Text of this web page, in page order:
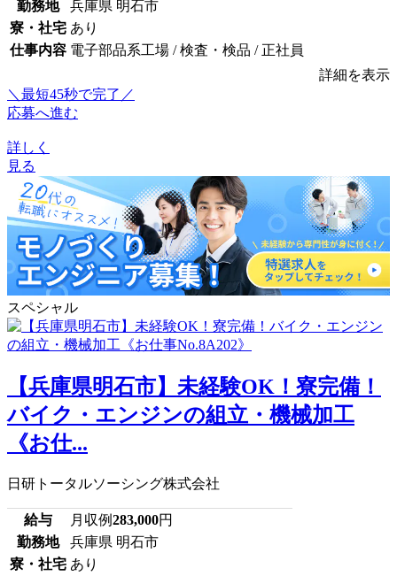
勤務地
兵庫県 明石市
寮・社宅 あり
仕事内容 電子部品系工場 / 検査・検品 / 正社員
詳細を表示
＼最短45秒で完了／
応募へ進む
詳しく
見る
スペシャル
【兵庫県明石市】未経験OK！寮完備！
バイク・エンジンの組立・機械加工
《お仕...
日研トータルソーシング株式会社
給与 月収例283,000円
勤務地
兵庫県 明石市
寮・社宅 あり